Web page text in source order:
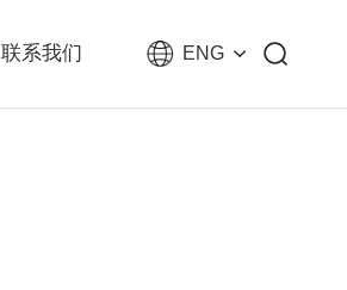
联系我们 ENG